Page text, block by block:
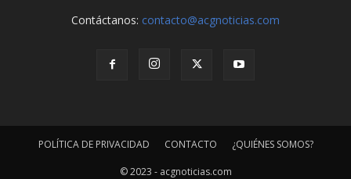
Contáctanos: contacto@acgnoticias.com
POLÍTICA DE PRIVACIDAD CONTACTO ¿QUIÉNES SOMOS?
© 2023 - acgnoticias.com